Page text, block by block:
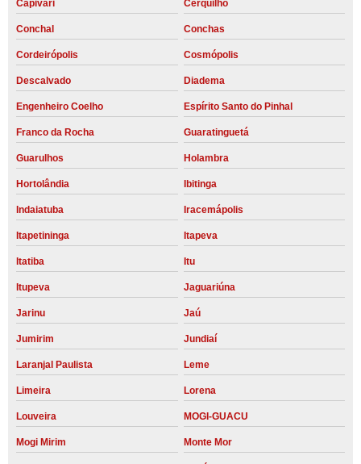
Capivari Cerquilho
Conchal Conchas
Cordeirópolis Cosmópolis
Descalvado Diadema
Engenheiro Coelho Espírito Santo do Pinhal
Franco da Rocha Guaratinguetá
Guarulhos Holambra
Hortolândia Ibitinga
Indaiatuba Iracemápolis
Itapetininga Itapeva
Itatiba Itu
Itupeva Jaguariúna
Jarinu Jaú
Jumirim Jundiaí
Laranjal Paulista Leme
Limeira Lorena
Louveira MOGI-GUACU
Mogi Mirim Monte Mor